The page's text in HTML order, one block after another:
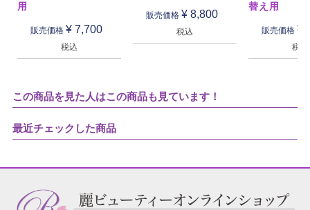
用
販売価格 ¥ 7,700
税込
販売価格 ¥ 8,800
税込
替え用
販売価格 ¥
税込
この商品を見た人はこの商品も見ています！
最近チェックした商品